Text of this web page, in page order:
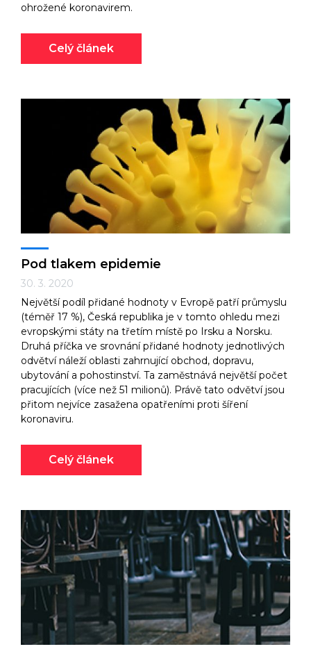
ohrožené koronavirem.
Celý článek
Pod tlakem epidemie
30. 3. 2020
Největší podíl přidané hodnoty v Evropě patří průmyslu
(téměř 17 %), Česká republika je v tomto ohledu mezi
evropskými státy na třetím místě po Irsku a Norsku.
Druhá příčka ve srovnání přidané hodnoty jednotlivých
odvětví náleží oblasti zahrnující obchod, dopravu,
ubytování a pohostinství. Ta zaměstnává největší počet
pracujících (více než 51 milionů). Právě tato odvětví jsou
přitom nejvíce zasažena opatřeními proti šíření
koronaviru.
Celý článek